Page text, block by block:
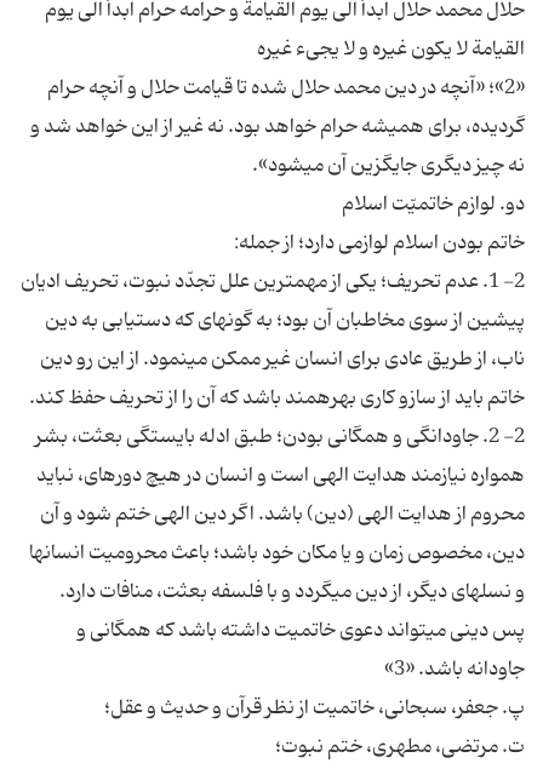
حلال محمد حلال ابداً الى يوم القيامة و حرامه حرام ابداً الى يوم
القيامة لا يكون غيره و لا يجى‏ء غيره‏
«2»؛ «آنچه در دين محمد حلال شده تا قيامت حلال و آنچه حرام
گرديده، براى هميشه حرام خواهد بود. نه غير از اين خواهد شد و
نه چيز ديگرى جايگزين آن مى‏شود».
دو. لوازم خاتميّت اسلام‏
خاتم بودن اسلام لوازمى دارد؛ از جمله:
2- 1. عدم تحريف؛ يكى از مهم‏ترين علل تجدّد نبوت، تحريف اديان
پيشين از سوى مخاطبان آن بود؛ به گونه‏اى كه دستيابى به دين
ناب، از طريق عادى براى انسان غير ممكن مى‏نمود. از اين رو دين
خاتم بايد از سازو كارى بهره‏مند باشد كه آن را از تحريف حفظ كند.
2- 2. جاودانگى و همگانى بودن؛ طبق ادله بايستگى بعثت، بشر
همواره نيازمند هدايت الهى است و انسان در هيچ دوره‏اى، نبايد
محروم از هدايت الهى (دين) باشد. اگر دين الهى ختم شود و آن
دين، مخصوص زمان و يا مكان خود باشد؛ باعث محروميت انسان‏ها
و نسل‏هاى ديگر، از دين مى‏گردد و با فلسفه بعثت، منافات دارد.
پس دينى مى‏تواند دعوى خاتميت داشته باشد كه همگانى و
جاودانه باشد. «3»
پ. جعفر، سبحانى، خاتميت از نظر قرآن و حديث و عقل؛
ت. مرتضى، مطهرى، ختم نبوت؛